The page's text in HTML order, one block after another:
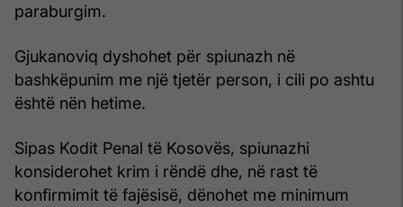
paraburgim.
Gjukanoviq dyshohet për spiunazh në
bashkëpunim me një tjetër person, i cili po ashtu
është nën hetime.
Sipas Kodit Penal të Kosovës, spiunazhi
konsiderohet krim i rëndë dhe, në rast të
konfirmimit të fajësisë, dënohet me minimum